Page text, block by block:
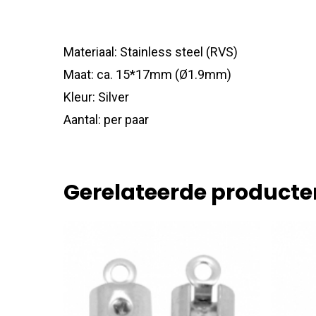
Materiaal: Stainless steel (RVS)
Maat: ca. 15*17mm (Ø1.9mm)
Kleur: Silver
Aantal: per paar
Gerelateerde